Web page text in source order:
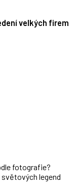
velkých firem
fotografie?
legend